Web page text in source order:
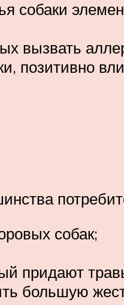
собаки
вызвать
позитивно
собак;
придают
большую